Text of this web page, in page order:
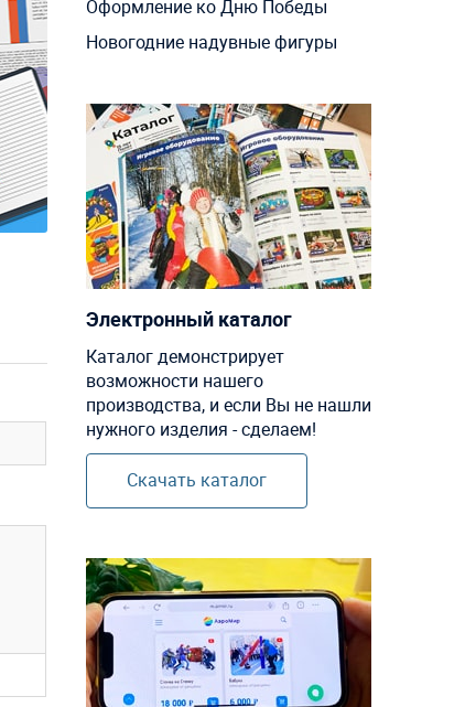
Оформление ко Дню Победы
Новогодние надувные фигуры
Электронный каталог
Каталог демонстрирует
возможности нашего
производства, и если Вы не нашли
нужного изделия - сделаем!
Скачать каталог